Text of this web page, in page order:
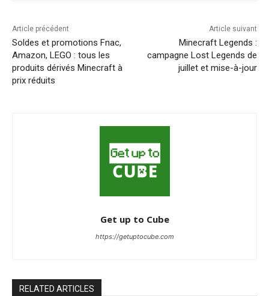
Article précédent
Soldes et promotions Fnac,
Amazon, LEGO : tous les
produits dérivés Minecraft à
prix réduits
Article suivant
Minecraft Legends :
campagne Lost Legends de
juillet et mise-à-jour
Get up to Cube
https://getuptocube.com
RELATED ARTICLES